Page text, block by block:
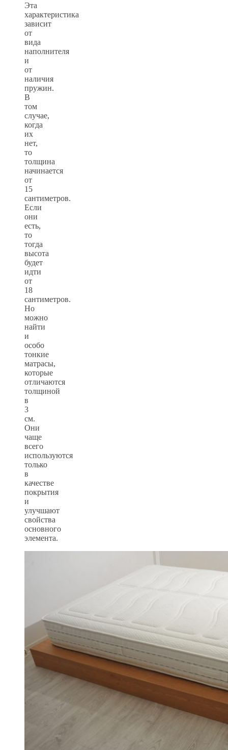
Эта
характеристика
зависит
от
вида
наполнителя
и
от
наличия
пружин.
В
том
случае,
когда
их
нет,
то
толщина
начинается
от
15
сантиметров.
Если
они
есть,
то
тогда
высота
будет
идти
от
18
сантиметров.
Но
можно
найти
и
особо
тонкие
матрасы,
которые
отличаются
толщиной
в
3
см.
Они
чаще
всего
используются
только
в
качестве
покрытия
и
улучшают
свойства
основного
элемента.